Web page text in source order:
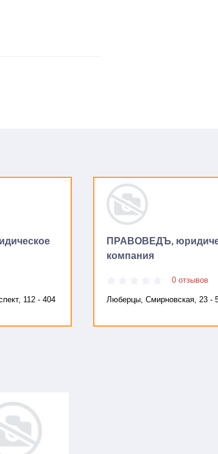
112 - 404
ПРАВОВЕДЪ,
компания
0 отзывов
Люберцы, Смирновская, 23 -